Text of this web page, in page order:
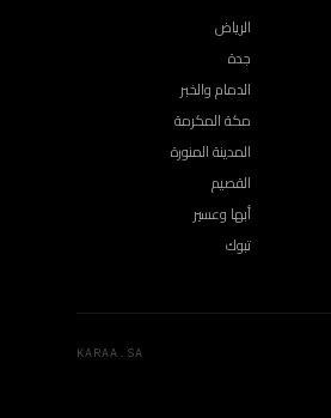
الرياض
جدة
الدمام والخبر
مكة المكرمة
المدينة المنورة
القصيم
أبها وعسير
تبوك
KARAA.SA